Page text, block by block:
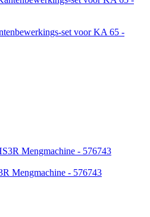
set voor KA 65 -
Mengmachine - 576743